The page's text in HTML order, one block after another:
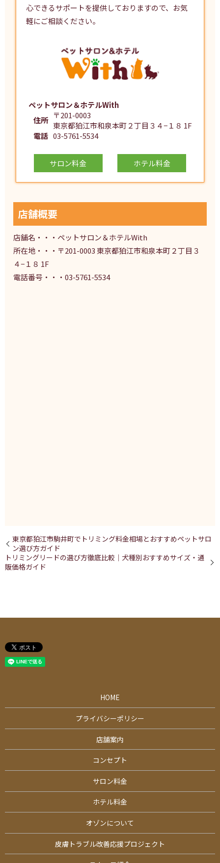
心できるサポートを提供しておりますので、お気
軽にご相談ください。
ペットサロン＆ホテルWith
住所 〒201-0003
東京都狛江市和泉本町２丁目３４−１８ 1F
電話 03-5761-5534
サロン料金 ホテル料金
店舗概要
店舗名・・・ペットサロン＆ホテルWith
所在地・・・〒201-0003 東京都狛江市和泉本町２丁目３
４−１８ 1F
電話番号・・・03-5761-5534
東京都狛江市駒井町でトリミング料金相場とおすすめペットサロ
ン選び方ガイド
トリミングリードの選び方徹底比較｜犬種別おすすめサイズ・通
販価格ガイド
HOME
プライバシーポリシー
店舗案内
コンセプト
サロン料金
ホテル料金
オゾンについて
皮膚トラブル改善応援プロジェクト